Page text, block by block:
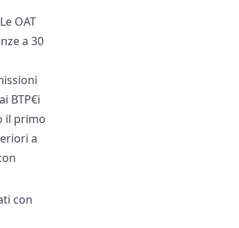
OAT
a 30
BTP€i
il primo
a
con